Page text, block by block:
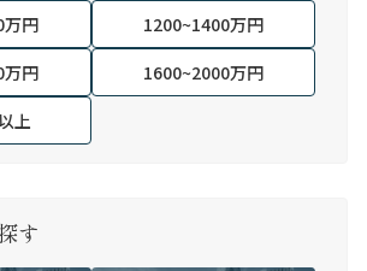
万円
1200~1400万円
万円
1600~2000万円
上
す